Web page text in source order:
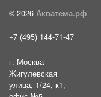
© 2026 Акватема.рф
+7 (495) 144-71-47
г. Москва
Жигулевская
улица, 1/24, к1,